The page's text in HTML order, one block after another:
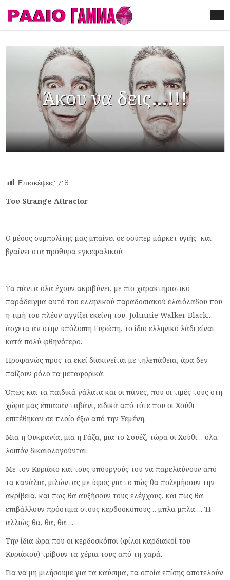
Άκου να δεις…!!!
Επισκέψεις: 718
Του Strange Attractor
Ο μέσος συμπολίτης μας μπαίνει σε σούπερ μάρκετ υγιής και
βγαίνει στα πρόθυρα εγκεφαλικού.
Τα πάντα όλα έχουν ακριβύνει, με πιο χαρακτηριστικό
παράδειγμα αυτό του ελληνικού παραδοσιακού ελαιόλαδου που
η τιμή του πλέον αγγίζει εκείνη του Johnnie Walker Black…
άσχετα αν στην υπόλοιπη Ευρώπη, το ίδιο ελληνικό λάδι είναι
κατά πολύ φθηνότερο.
Προφανώς προς τα εκεί διακινείται με τηλεπάθεια, άρα δεν
παίζουν ρόλο τα μεταφορικά.
Όπως και τα παιδικά γάλατα και οι πάνες, που οι τιμές τους στη
χώρα μας έπιασαν ταβάνι, ειδικά από τότε που οι Χούθι
επιτέθηκαν σε πλοίο έξω από την Υεμένη.
Μια η Ουκρανία, μια η Γάζα, μια το Σουέζ, τώρα οι Χούθι… όλα
λοιπόν δικαιολογούνται.
Με τον Κυριάκο και τους υπουργούς του να παρελαύνουν από
τα κανάλια, μιλώντας με ύφος για το πώς θα πολεμήσουν την
ακρίβεια, και πως θα αυξήσουν τους ελέγχους, και πως θα
επιβάλλουν πρόστιμα στους κερδοσκόπους… μπλα μπλα…. Ή
αλλιώς θα, θα, θα….
Την ίδια ώρα που οι κερδοσκόποι (φίλοι καρδιακοί του
Κυριάκου) τρίβουν τα χέρια τους από τη χαρά.
Για να μη μιλήσουμε για τα καύσιμα, τα οποία επίσης αποτελούν